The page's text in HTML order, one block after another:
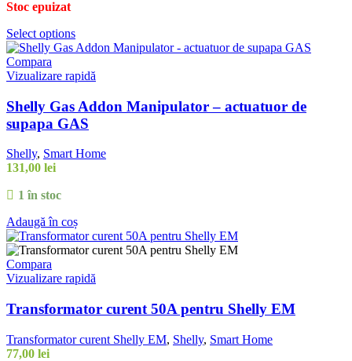
Stoc epuizat
Select options
Compara
Vizualizare rapidă
Shelly Gas Addon Manipulator – actuatuor de
supapa GAS
Shelly, Smart Home
131,00 lei
1 în stoc
Adaugă în coș
Compara
Vizualizare rapidă
Transformator curent 50A pentru Shelly EM
Transformator curent Shelly EM, Shelly, Smart Home
77,00 lei